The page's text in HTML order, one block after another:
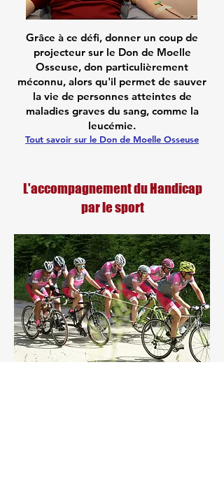
Grâce à ce défi, donner un coup de
projecteur sur le Don de Moelle
Osseuse, don particulièrement
méconnu, alors qu'il permet de sauver
la vie de personnes atteintes de
maladies graves du sang, comme la
leucémie.
Tout savoir sur le Don de Moelle Osseuse
L'accompagnement du Handicap
par le sport